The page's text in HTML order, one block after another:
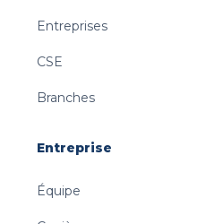
Entreprises
CSE
Branches
Entreprise
Équipe